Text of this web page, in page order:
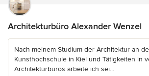
Architekturbüro Alexander Wenzel
Nach meinem Studium der Architektur an
Kunsthochschule in Kiel und Tätigkeiten in
Architekturbüros arbeite ich sei...